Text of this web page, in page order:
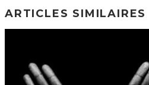
ARTICLES SIMILAIRES